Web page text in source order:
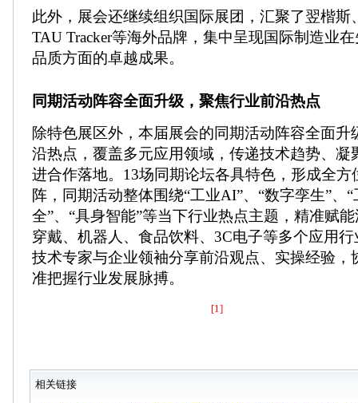
此外，展会还继续组织国际展团，汇聚了翌楷斯
TAU Tracker等海外品牌，集中呈现国际制造业
品质方面的卓越成果。
同期活动阵容全面升级，聚焦行业前沿热点
除特色展区外，本届展会的同期活动阵容全面升
沿热点，覆盖多元应用领域，传递技术趋势、凝
进合作落地。13场同期论坛各具特色，形成全方
阵，同期活动整体围绕“工业AI”、“数字孪生”、
全”、“具身智能”等当下行业热点主题，精准赋
穿戴、机器人、食品饮料、3C电子等多个应用
技术专家与企业领袖分享前沿观点、实操经验，
准把握行业发展脉搏。
[1]
相关链接